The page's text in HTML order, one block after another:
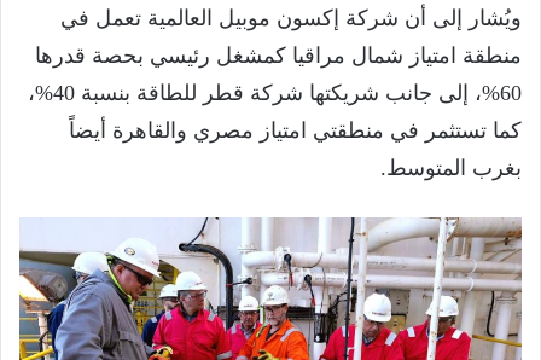
ويُشار إلى أن شركة إكسون موبيل العالمية تعمل في
منطقة امتياز شمال مراقيا كمشغل رئيسي بحصة قدرها
60%، إلى جانب شريكتها شركة قطر للطاقة بنسبة 40%،
كما تستثمر في منطقتي امتياز مصري والقاهرة أيضاً
بغرب المتوسط.